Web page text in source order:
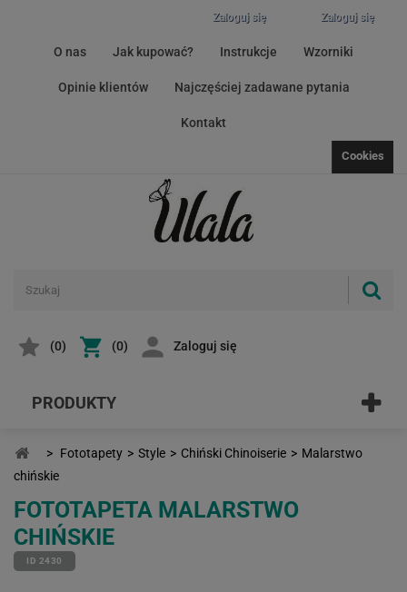
Zaloguj się
Zaloguj się
O nas Jak kupować? Instrukcje Wzorniki
Opinie klientów Najczęściej zadawane pytania
Kontakt
Cookies
(0) (0) Zaloguj się
PRODUKTY
> Fototapety > Style > Chiński Chinoiserie > Malarstwo
chińskie
FOTOTAPETA MALARSTWO
CHIŃSKIE
ID 2430